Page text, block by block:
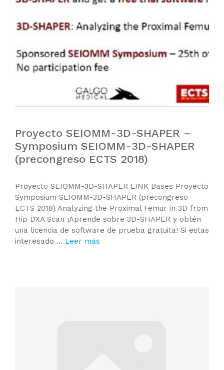
Proyecto SEIOMM-3D-SHAPER –
Symposium SEIOMM-3D-SHAPER
(precongreso ECTS 2018)
Proyecto SEIOMM-3D-SHAPER LINK Bases Proyecto
Symposium SEIOMM-3D-SHAPER (precongreso
ECTS 2018) Analyzing the Proximal Femur in 3D from
Hip DXA Scan ¡Aprende sobre 3D-SHAPER y obtén
una licencia de software de prueba gratuita! Si estas
interesado … Leer más